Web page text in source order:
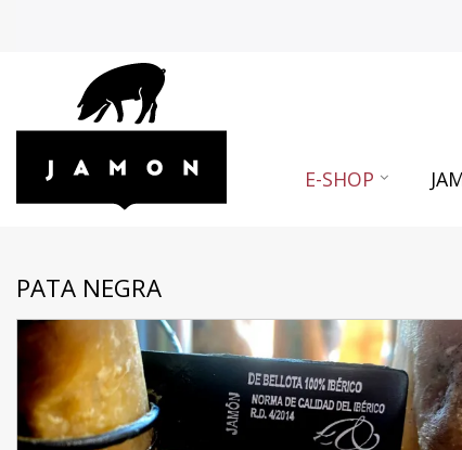
E-SHOP
PATA NEGRA